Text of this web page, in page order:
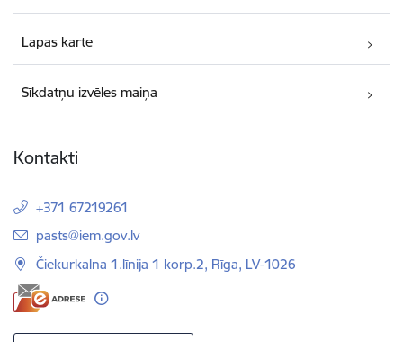
Lapas karte
Sīkdatņu izvēles maiņa
Kontakti
+371 67219261
E-pasts:
pasts@iem.gov.lv
Čiekurkalna 1.līnija 1 korp.2, Rīga, LV-1026